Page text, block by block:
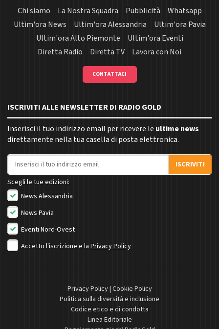
Chi siamo La Nostra Squadra Pubblicità
Whatsapp
Ultim'ora News
Ultim'ora Alessandria
Ultim'ora Pavia
Ultim'ora Alto Piemonte
Ultim'ora Eventi
Diretta Radio
Diretta TV Lavora con Noi
CONTATTACI
ISCRIVITI ALLE NEWSLETTER DI RADIO GOLD
Inserisci il tuo indirizzo email per ricevere le ultime news
direttamente nella tua casella di posta elettronica.
Indirizzo email
ISCRIVITI
Scegli le tue edizioni:
News Alessandria
News Pavia
Eventi Nord-Ovest
Accetto l'iscrizione e la Privacy Policy
Privacy Policy| Cookie Policy
Politica sulla diversità e inclusione
Codice etico e di condotta
Linea Editoriale